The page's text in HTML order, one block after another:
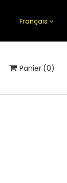
Français
Panier (0)